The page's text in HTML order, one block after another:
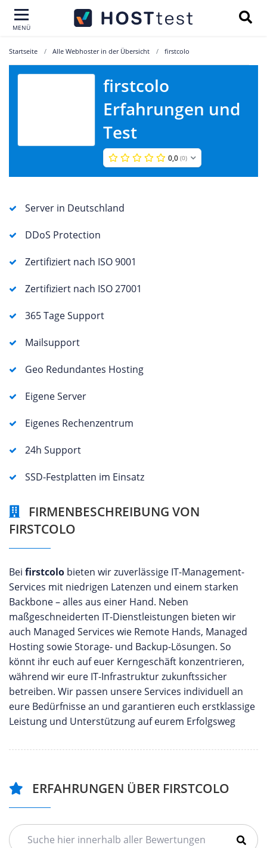
MENÜ
Startseite Alle Webhoster in der Übersicht firstcolo
firstcolo
Erfahrungen und
Test
0,0 (0)
Server in Deutschland
DDoS Protection
Zertifiziert nach ISO 9001
Zertifiziert nach ISO 27001
365 Tage Support
Mailsupport
Geo Redundantes Hosting
Eigene Server
Eigenes Rechenzentrum
24h Support
SSD-Festplatten im Einsatz
FIRMENBESCHREIBUNG VON
FIRSTCOLO
Bei firstcolo bieten wir zuverlässige IT-Management-
Services mit niedrigen Latenzen und einem starken
Backbone – alles aus einer Hand. Neben
maßgeschneiderten IT-Dienstleistungen bieten wir
auch Managed Services wie Remote Hands, Managed
Hosting sowie Storage- und Backup-Lösungen. So
könnt ihr euch auf euer Kerngeschäft konzentrieren,
während wir eure IT-Infrastruktur zukunftssicher
betreiben. Wir passen unsere Services individuell an
eure Bedürfnisse an und garantieren euch erstklassige
Leistung und Unterstützung auf eurem Erfolgsweg
ERFAHRUNGEN ÜBER FIRSTCOLO